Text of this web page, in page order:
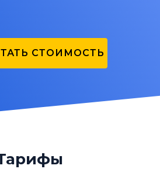
СТОИМОСТЬ